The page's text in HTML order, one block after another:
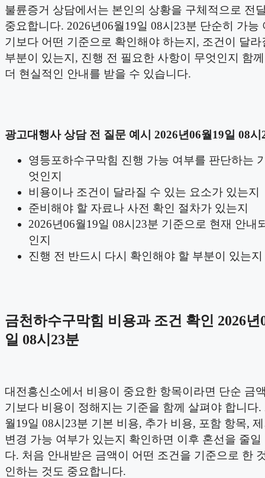
불륜증거 상담에서는 본인의 상황을 구체적으로 전
중요합니다. 2026년06월19일 08시23분 단순히 가능
기보다 어떤 기준으로 확인해야 하는지, 조건이 달라
부분이 있는지, 진행 전 필요한 사항이 무엇인지 함
더 현실적인 안내를 받을 수 있습니다.
광고대행사 상담 전 질문 예시 2026년06월19일 08시
영등포하수구막힘 진행 가능 여부를 판단하는
엇인지
비용이나 조건이 달라질 수 있는 요소가 있는지
준비해야 할 자료나 사전 확인 절차가 있는지
2026년06월19일 08시23분 기준으로 현재 안내
인지
진행 전 반드시 다시 확인해야 할 부분이 있는지
금천하수구막힘 비용과 조건 확인 2026년
일 08시23분
대전흥신소에서 비용이 중요한 항목이라면 단순 금
기보다 비용이 정해지는 기준을 함께 살펴야 합니다.
월19일 08시23분 기본 비용, 추가 비용, 포함 항목,
변경 가능 여부가 있는지 확인하면 이후 혼선을 줄일
다. 처음 안내받은 금액이 어떤 조건을 기준으로 한
인하는 것도 중요합니다.